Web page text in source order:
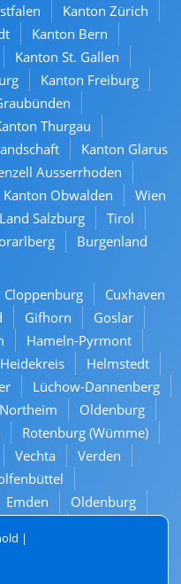
|
Kanton Zürich
Kanton Bern
Kanton St. Gallen
Kanton Freiburg
Thurgau
Kanton Glarus
Ausserrhoden
Kanton Obwalden
Wien
Land Salzburg
Tirol
Burgenland
Cloppenburg
Cuxhaven
Gifhorn
Goslar
Hameln-Pyrmont
Heidekreis
Helmstedt
Lüchow-Dannenberg
Northeim
Oldenburg
Rotenburg (Wümme)
Vechta
Verden
Emden
Oldenburg